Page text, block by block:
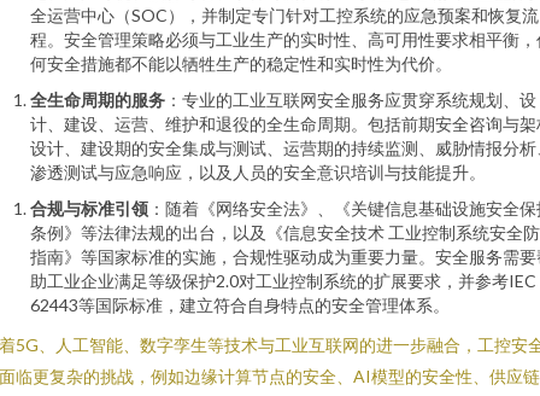
全运营中心（SOC），并制定专门针对工控系统的应急预案和恢复流
程。安全管理策略必须与工业生产的实时性、高可用性要求相平衡，
何安全措施都不能以牺牲生产的稳定性和实时性为代价。
全生命周期的服务 ：专业的工业互联网安全服务应贯穿系统规划、设
计、建设、运营、维护和退役的全生命周期。包括前期安全咨询与架
设计、建设期的安全集成与测试、运营期的持续监测、威胁情报分析
渗透测试与应急响应，以及人员的安全意识培训与技能提升。
合规与标准引领 ：随着《网络安全法》、《关键信息基础设施安全保
条例》等法律法规的出台，以及《信息安全技术 工业控制系统安全
指南》等国家标准的实施，合规性驱动成为重要力量。安全服务需要
助工业企业满足等级保护2.0对工业控制系统的扩展要求，并参考IEC
62443等国际标准，建立符合自身特点的安全管理体系。
5G、人工智能、数字孪生等技术与工业互联网的进一步融合，工控安
临更复杂的挑战，例如边缘计算节点的安全、AI模型的安全性、供应